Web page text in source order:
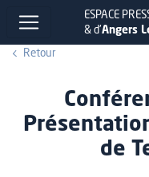
ESPACE
& d'Angers
Retour
de